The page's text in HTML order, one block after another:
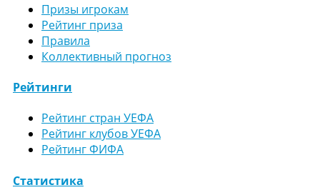
Призы игрокам
Рейтинг приза
Правила
Коллективный прогноз
Рейтинги
Рейтинг стран УЕФА
Рейтинг клубов УЕФА
Рейтинг ФИФА
Статистика